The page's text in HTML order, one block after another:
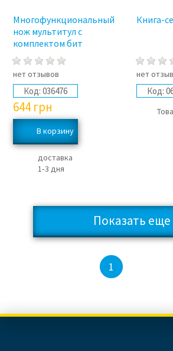
Многофункциональный
нож мультитул с
комплектом бит
нет отзывов
Код: 036476
644 грн
доставка
1‑3 дня
Книга-
нет
Код:
Показать еще
1